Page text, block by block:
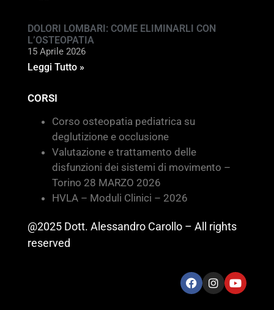
DOLORI LOMBARI: COME ELIMINARLI CON
L’OSTEOPATIA
15 Aprile 2026
Leggi Tutto »
CORSI
Corso osteopatia pediatrica su
deglutizione e occlusione
Valutazione e trattamento delle
disfunzioni dei sistemi di movimento –
Torino 28 MARZO 2026
HVLA – Moduli Clinici – 2026
@2025 Dott. Alessandro Carollo – All rights
reserved